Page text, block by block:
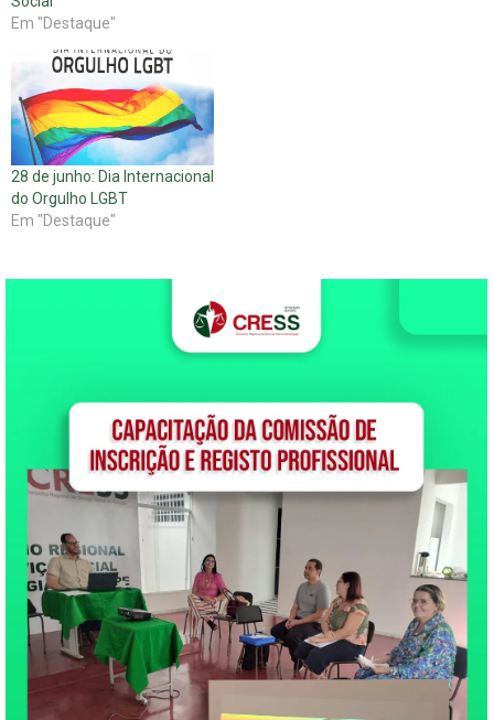
Em "Destaque"
28 de junho: Dia Internacional
do Orgulho LGBT
Em "Destaque"